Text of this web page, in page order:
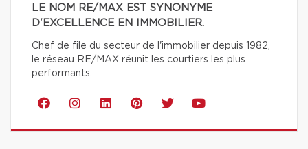
LE NOM RE/MAX EST SYNONYME
D'EXCELLENCE EN IMMOBILIER.
Chef de file du secteur de l'immobilier depuis 1982,
le réseau RE/MAX réunit les courtiers les plus
performants.